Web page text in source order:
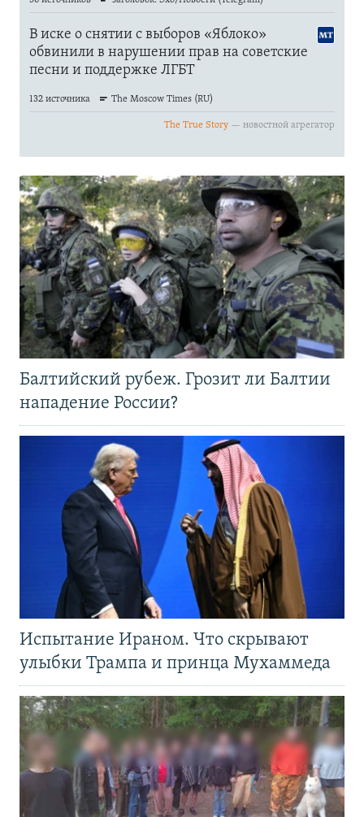
Балтийский рубеж. Грозит ли Балтии
нападение России?
Испытание Ираном. Что скрывают
улыбки Трампа и принца Мухаммеда